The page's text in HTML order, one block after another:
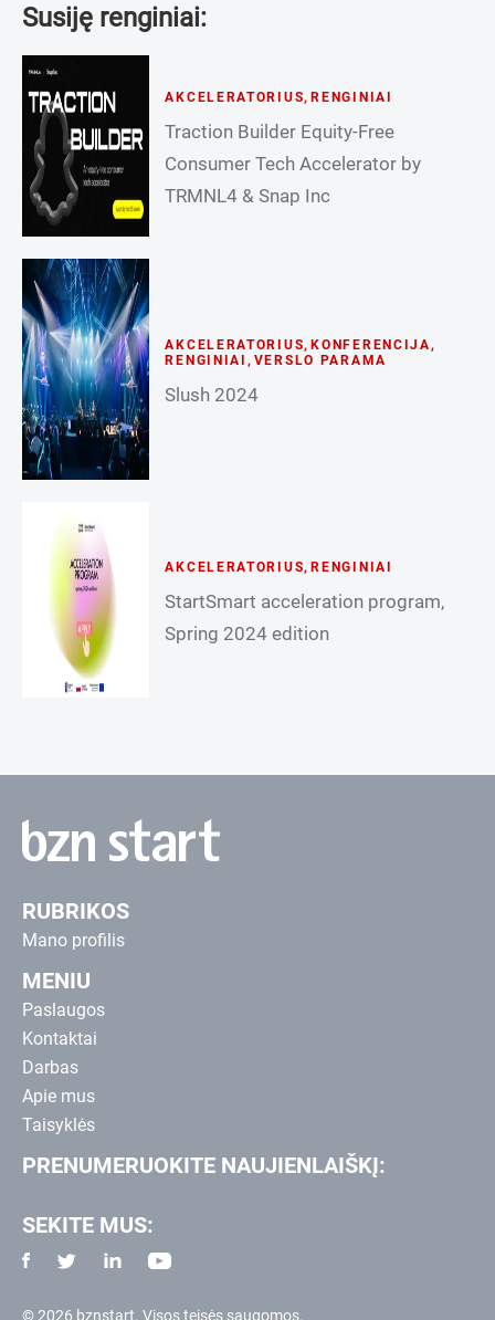
Susiję renginiai:
AKCELERATORIUS, RENGINIAI
Traction Builder Equity-Free
Consumer Tech Accelerator by
TRMNL4 & Snap Inc
AKCELERATORIUS, KONFERENCIJA,
RENGINIAI , VERSLO PARAMA
Slush 2024
AKCELERATORIUS, RENGINIAI
StartSmart acceleration program,
Spring 2024 edition
RUBRIKOS
Mano profilis
MENIU
Paslaugos
Kontaktai
Darbas
Apie mus
Taisyklės
PRENUMERUOKITE NAUJIENLAIŠKĮ:
SEKITE MUS:
© 2026 bznstart. Visos teisės saugomos.